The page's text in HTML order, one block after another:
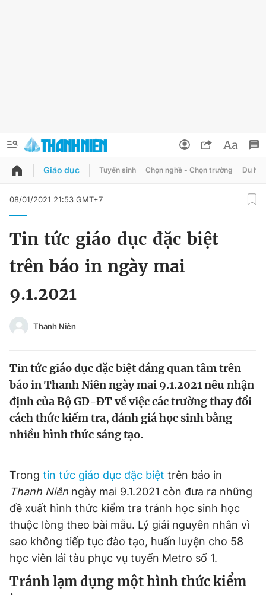
QUẢNG CÁO ĐẶT BÁO
Chào ngày mới
Video Magazine
Sản phẩm khác
Thông tin tòa soạn Liên hệ quảng cáo
Đọc Thanh Niên trên điện thoại
Đổi mật khẩu
Tin đã lưu
Tin đã xem
Đăng xuất
Giáo dục Tuyển sinh Chọn nghề - Chọn trường Du học
08/01/2021 21:53 GMT+7
Tin tức giáo dục đặc biệt
trên báo in ngày mai
9.1.2021
Thanh Niên
Tin tức giáo dục đặc biệt đáng quan tâm trên
báo in Thanh Niên ngày mai 9.1.2021 nêu nhận
định của Bộ GD-ĐT về việc các trường thay đổi
cách thức kiểm tra, đánh giá học sinh bằng
nhiều hình thức sáng tạo.
Trong tin tức giáo dục đặc biệt trên báo in
Thanh Niên ngày mai 9.1.2021 còn đưa ra những
đề xuất hình thức kiểm tra tránh học sinh học
thuộc lòng theo bài mẫu. Lý giải nguyên nhân vì
sao không tiếp tục đào tạo, huấn luyện cho 58
học viên lái tàu phục vụ tuyến Metro số 1.
Tránh lạm dụng một hình thức kiểm